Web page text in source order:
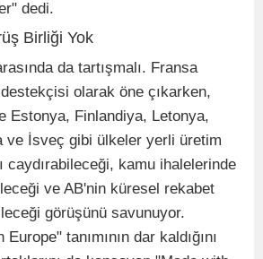
dedi.
Birliği Yok
da tartışmalı. Fransa
olarak öne çıkarken,
Estonya, Finlandiya, Letonya,
ve İsveç gibi ülkeler yerli üretim
caydırabileceği, kamu ihalelerinde
ve AB'nin küresel rekabet
görüşünü savunuyor.
tanımının dar kaldığını